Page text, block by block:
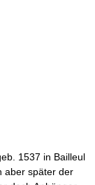
1537 in Bailleul
aber später der